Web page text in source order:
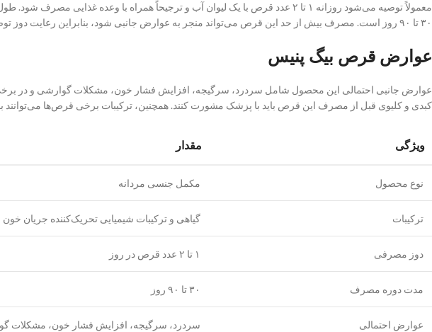
معمولاً توصیه می‌شود روزانه ۱ تا ۲ عدد قرص با یک لیوان آب و ترجیحاً همراه با وعده
۳۰ تا ۹۰ روز است. مصرف بیش از حد این قرص می‌تواند منجر به عوارض جانبی شود، بنابراین رعایت دوز توصیه‌شده الزامی است.
عوارض قرص بیگ پنیس
عوارض جانبی احتمالی این محصول شامل سردرد، سرگیجه، افزایش فشار خون، مشکلات گوارشی و در برخی
کبدی و کلیوی قبل از مصرف این قرص باید با پزشک مشورت کنند. همچنین، ترکیبات برخی قرص‌ها می‌توانند با
ویژگی مقدار
نوع محصول مکمل جنسی مردانه
ترکیبات گیاهی و ترکیبات شیمیایی تحریک‌کننده جریان خون
دوز مصرفی ۱ تا ۲ عدد قرص در روز
مدت دوره مصرف ۳۰ تا ۹۰ روز
عوارض احتمالی سردرد، سرگیجه، افزایش فشار خون، مشکلات